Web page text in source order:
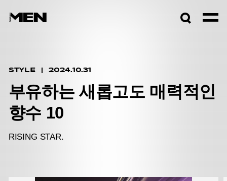
STYLE 2024.10.31
부유하는 새롭고도 매력적인
향수 10
RISING STAR.